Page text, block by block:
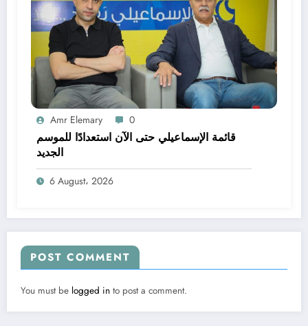
Amr Elemary 0
قائمة الإسماعيلي حتى الآن استعدادًا للموسم
الجديد
6 August، 2026
POST COMMENT
You must be logged in to post a comment.